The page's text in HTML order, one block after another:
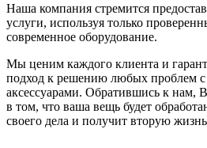
Наша компания стремится
услуги, используя только
современное оборудование.
Мы ценим каждого клиента и
подход к решению любых проблем
аксессуарами. Обратившись к нам,
в том, что ваша вещь будет
своего дела и получит вторую